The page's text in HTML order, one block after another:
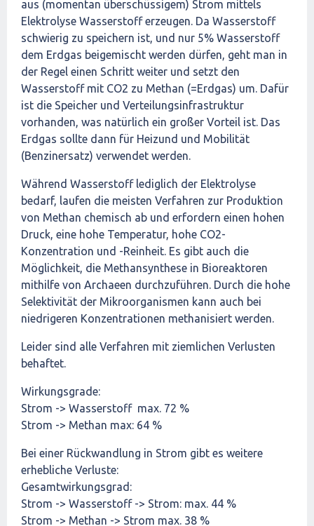
aus (momentan überschüssigem) Strom mittels
Elektrolyse Wasserstoff erzeugen. Da Wasserstoff
schwierig zu speichern ist, und nur 5% Wasserstoff
dem Erdgas beigemischt werden dürfen, geht man in
der Regel einen Schritt weiter und setzt den
Wasserstoff mit CO2 zu Methan (=Erdgas) um. Dafür
ist die Speicher und Verteilungsinfrastruktur
vorhanden, was natürlich ein großer Vorteil ist. Das
Erdgas sollte dann für Heizund und Mobilität
(Benzinersatz) verwendet werden.
Während Wasserstoff lediglich der Elektrolyse
bedarf, laufen die meisten Verfahren zur Produktion
von Methan chemisch ab und erfordern einen hohen
Druck, eine hohe Temperatur, hohe CO2-
Konzentration und -Reinheit. Es gibt auch die
Möglichkeit, die Methansynthese in Bioreaktoren
mithilfe von Archaeen durchzuführen. Durch die hohe
Selektivität der Mikroorganismen kann auch bei
niedrigeren Konzentrationen methanisiert werden.
Leider sind alle Verfahren mit ziemlichen Verlusten
behaftet.
Wirkungsgrade:
Strom -> Wasserstoff max. 72 %
Strom -> Methan max: 64 %
Bei einer Rückwandlung in Strom gibt es weitere
erhebliche Verluste:
Gesamtwirkungsgrad:
Strom -> Wasserstoff -> Strom: max. 44 %
Strom -> Methan -> Strom max. 38 %